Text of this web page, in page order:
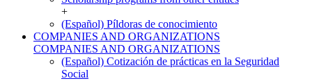
+
(Español) Píldoras de conocimiento
COMPANIES AND ORGANIZATIONS
COMPANIES AND ORGANIZATIONS
(Español) Cotización de prácticas en la Seguridad
Social